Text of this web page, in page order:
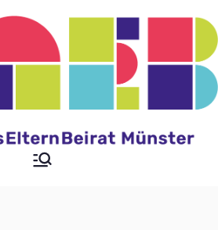
Jugendamtselternbeir